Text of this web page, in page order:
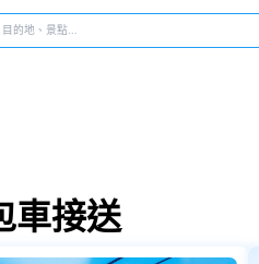
車接送